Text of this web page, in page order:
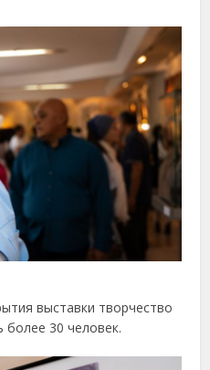
выставки творчество
более 30 человек.